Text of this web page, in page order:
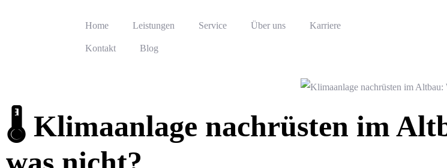
Home Leistungen Service Über uns Karriere
Kontakt Blog
🌡️ Klimaanlage nachrüsten im